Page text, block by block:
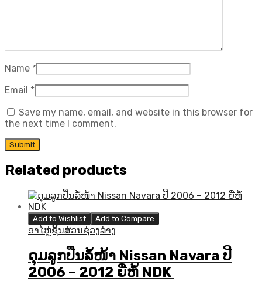
Name *
Email *
Save my name, email, and website in this browser for
the next time I comment.
Related products
Add to Wishlist Add to Compare
ອາໄຫຼ່ຊິ້ນສ່ວນຊ່ວງລ່າງ
ດຸມລູກປືນລໍ້ໜ້າ Nissan Navara ປີ
2006 – 2012 ຍີ່ຫໍ້ NDK